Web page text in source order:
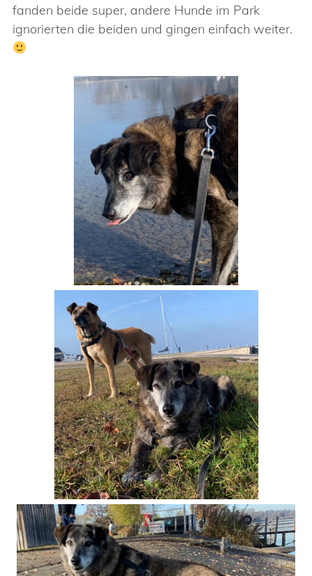
fanden beide super, andere Hunde im Park
ignorierten die beiden und gingen einfach weiter.